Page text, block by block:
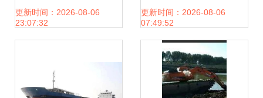
向新发展阶段
更新时间：2026-08-06
23:07:32
展年度坞修及船舶
换证检验，探索出
租服务新模式
更新时间：2026-08-06
07:49:52